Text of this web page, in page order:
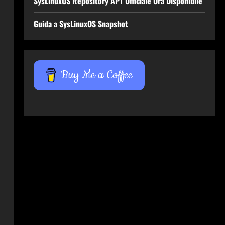
Guida a SysLinuxOS Snapshot
Buy Me a Coffee